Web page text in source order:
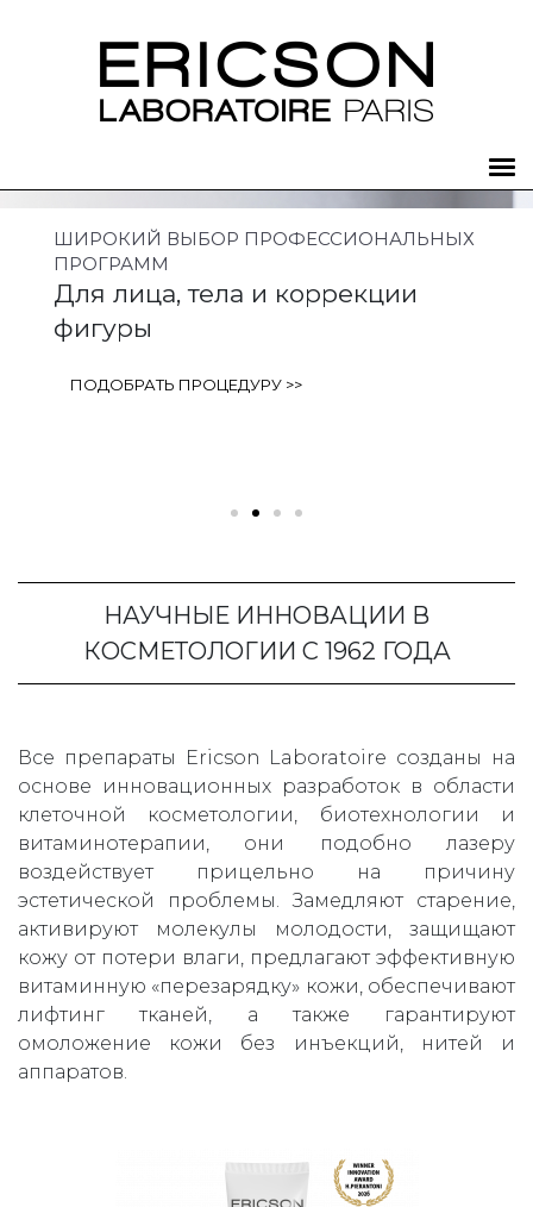
ШИРОКИЙ ВЫБОР ПРОФЕССИОНАЛЬНЫХ
ПРОГРАММ
Для лица, тела и коррекции
фигуры
ПОДОБРАТЬ ПРОЦЕДУРУ >>
НАУЧНЫЕ ИННОВАЦИИ В
КОСМЕТОЛОГИИ С 1962 ГОДА
Все препараты Ericson Laboratoire созданы на
основе инновационных разработок в области
клеточной косметологии, биотехнологии и
витаминотерапии, они подобно лазеру
воздействует прицельно на причину
эстетической проблемы. Замедляют старение,
активируют молекулы молодости, защищают
кожу от потери влаги, предлагают эффективную
витаминную «перезарядку» кожи, обеспечивают
лифтинг тканей, а также гарантируют
омоложение кожи без инъекций, нитей и
аппаратов.